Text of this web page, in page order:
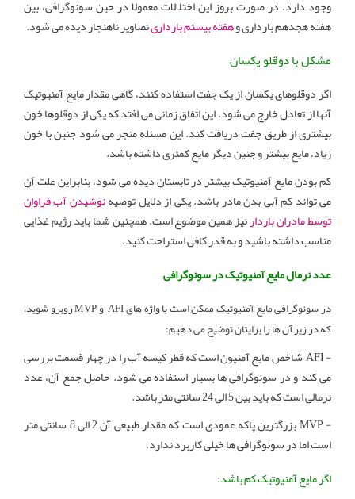
وجود دارد. در صورت بروز این اختلالات معمولا در حین سونوگرافی، بین
هفته هجدهم بارداری وهفته بیستم بارداریتصاویر ناهنجار دیده می شود.
مشکل با دوقلو یکسان
اگر دوقلوهای یکسان از یک جفت استفاده کنند، گاهی مقدار مایع آمنیوتیک
آنها از تعادل خارج می شود. این اتفاق زمانی می افتد که یکی از دوقلوها خون
بیشتری از طریق جفت دریافت کند. این مسئله منجر می شود جنین با خون
زیاد، مایع بیشتر و جنین دیگر مایع کمتری داشته باشد.
کم بودن مایع آمنیوتیک بیشتر در تابستان دیده می شود، بنابراین علت آن
می تواند کم آبی بدن مادر باشد. یکی از دلایل توصیهنوشیدن آب فراوان
توسط مادران باردارنیز همین موضوع است. همچنین شما باید رژیم غذایی
مناسب داشته باشید و به قدر کافی استراحت کنید.
عدد نرمال مایع آمنیوتیک در سونوگرافی
در سونوگرافی مایع آمنیوتیک ممکن است با واژه های AFI و MVP روبرو شوید،
که در زیر آن ها را برایتان توضیح می دهیم:
- AFI شاخص مایع آمنیون است که قطر کیسه آب را در چهار قسمت بررسی
می کند و در سونوگرافی ها بسیار استفاده می شود. حاصل جمع آن، عدد
نرمالی است که باید بین 5 الی 24 سانتی متر باشد.
- MVP بزرگترین پاکه عمودی است که مقدار طبیعی آن 2 الی 8 سانتی متر
است اما در سونوگرافی ها خیلی کاربرد ندارد.
اگر مایع آمنیوتیک کم باشد: